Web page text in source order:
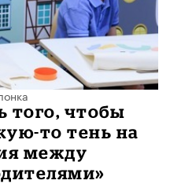
того, чтобы
то тень на
между